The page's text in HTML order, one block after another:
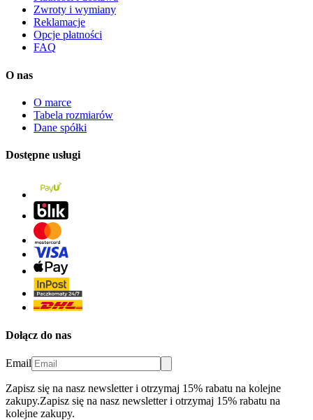
Zwroty i wymiany
Reklamacje
Opcje płatności
FAQ
O nas
O marce
Tabela rozmiarów
Dane spółki
Dostępne usługi
Dołącz do nas
Email
Zapisz się na nasz newsletter i otrzymaj 15% rabatu na kolejne
zakupy.Zapisz się na nasz newsletter i otrzymaj 15% rabatu na
kolejne zakupy.